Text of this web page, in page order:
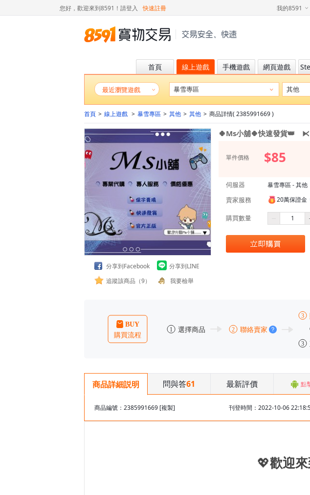
您好，歡迎來到8591！ 請登入 快速註冊 我的8591
首頁 線上遊戲 手機遊戲 網頁遊戲
最近瀏覽遊戲
首頁 > 線上遊戲 > 暴雪專區 > 其他 > 其他 > 商品詳情( 2385991669 )
分享到Facebook
分享到LINE
追蹤該商品（9）
我要檢舉
🍀Ms小舖🍀快速發貨👑
單件價格 $85
伺服器 暴雪專區 - 其他
賣家服務 20萬保證金
購買數量
商品詳細説明 問與答61 最新評價 點
商品編號：2385991669 [複製] 刊登時間：2022-10-06
💖歡迎